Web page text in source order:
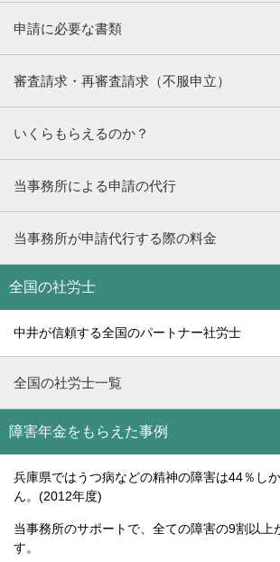
申請に必要な書類
審査請求・再審査請求（不服申立）
いくらもらえるのか？
当事務所による申請の代行
当事務所が申請代行する際の料金
全国の社労士
中井が信頼する全国のパートナー社労士
全国の社労士一覧
障害年金をもらえた事例
兵庫県ではうつ病などの精神の障害は44％し
ん。(2012年度)
当事務所のサポートで、全ての障害の9割以上
す。